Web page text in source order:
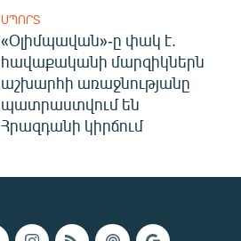
ՍՊՈՐՏ
«Օլիմպավան»-ը փակ է.
հավաքականի մարզիկներն
աշխարհի առաջնությանը
պատրաստվում են
Հրազդանի կիրճում